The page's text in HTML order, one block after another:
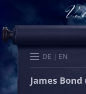
DE EN
Start Kalender
James